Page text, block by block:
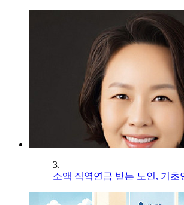
3.
소액 직역연금 받는 노인, 기초